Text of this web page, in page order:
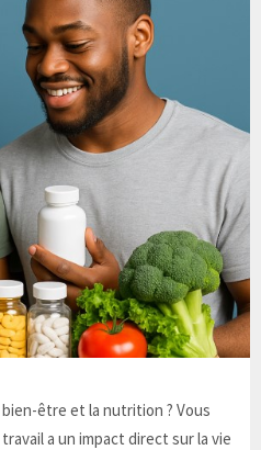
être et la nutrition ? Vous
a un impact direct sur la vie